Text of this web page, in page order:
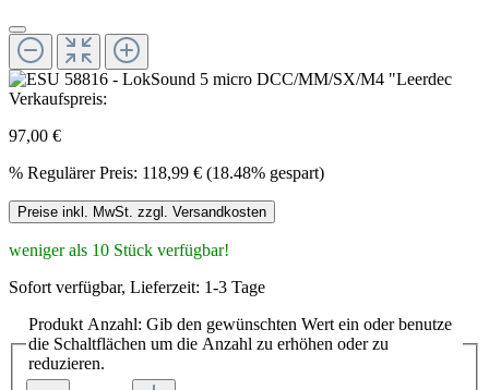
Verkaufspreis:
97,00 €
% Regulärer Preis: 118,99 € (18.48% gespart)
Preise inkl. MwSt. zzgl. Versandkosten
weniger als 10 Stück verfügbar!
Sofort verfügbar, Lieferzeit: 1-3 Tage
Produkt Anzahl: Gib den gewünschten Wert ein oder benutze
die Schaltflächen um die Anzahl zu erhöhen oder zu
reduzieren.